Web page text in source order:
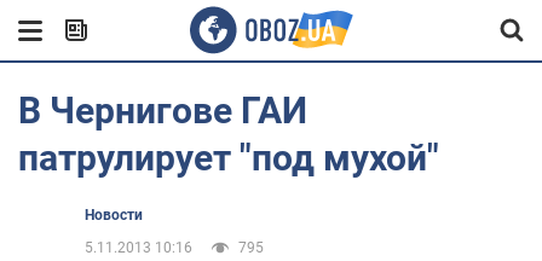
В Чернигове ГАИ
патрулирует "под мухой"
Новости
5.11.2013 10:16
795